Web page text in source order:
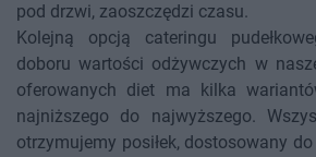
pod drzwi, zaoszczędzi czasu.
Kolejną opcją cateringu
doboru wartości odżywczych w
oferowanych diet ma kilka
najniższego do najwyższego.
otrzymujemy posiłek, dostosowany